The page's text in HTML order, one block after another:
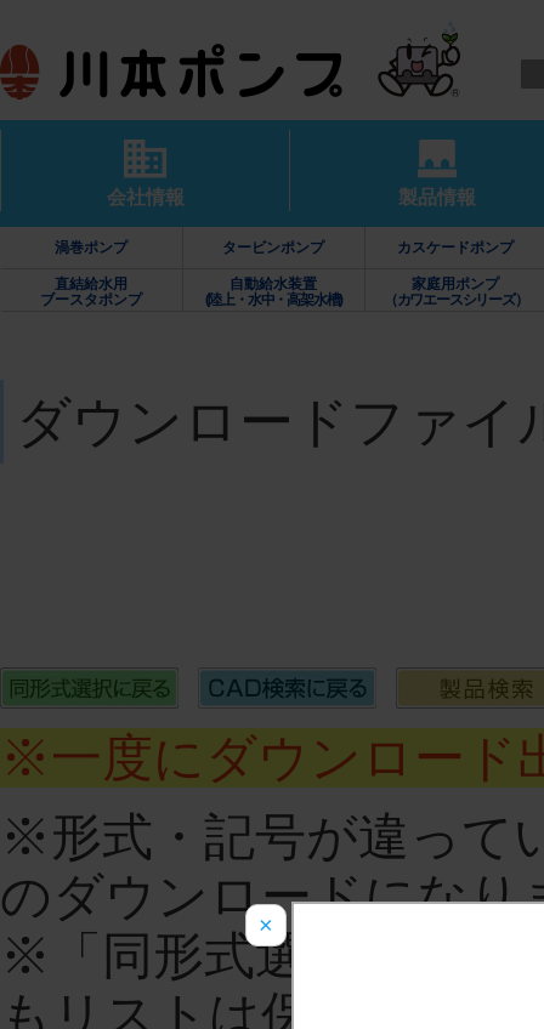
会社情報 製品情報
渦巻ポンプ タービンポンプ カスケードポンプ
直結給水用
ブースタポンプ
自動給水装置
(陸上・水中・高架水槽)
家庭用ポンプ
（カワエースシリーズ）
ダウンロードファイ
※一度にダウンロード
※形式・記号が違って
のダウンロードになり
※「同形式選択に戻る
もリストは保持されま
×